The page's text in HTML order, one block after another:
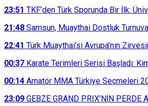
23:51 TKF’den Türk Sporunda Bir İlk:
21:48 Samsun, Muaythai Dostluk
22:41 Türk Muaythai’si Avrupa’nın
00:37 Karate Terimleri Serisi Başladı:
00:14 Amatör MMA Türkiye Seçmeleri
23:09 GEBZE GRAND PRIX’NİN